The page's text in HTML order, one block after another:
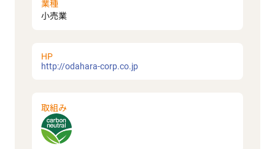
業種
小売業
HP
http://odahara-corp.co.jp
取組み